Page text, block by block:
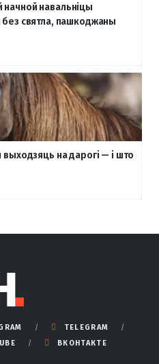
навальніцы
без святла, пашкоджаны
выходзяць на дарогі — і што
TELEGRAM
ВКОНТАКТЕ